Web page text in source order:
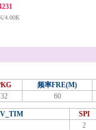
4.00K
频率FRE(M)
60
SPI
2